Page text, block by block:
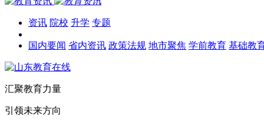
资讯 院校 升学 专题
国内要闻 省内资讯 政策法规 地市聚焦 学前教育 基础教
汇聚教育力量
引领未来方向